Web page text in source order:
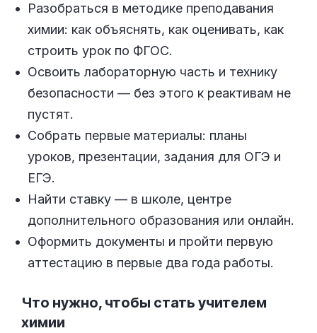
Разобраться в методике преподавания
химии: как объяснять, как оценивать, как
строить урок по ФГОС.
Освоить лабораторную часть и технику
безопасности — без этого к реактивам не
пустят.
Собрать первые материалы: планы
уроков, презентации, задания для ОГЭ и
ЕГЭ.
Найти ставку — в школе, центре
дополнительного образования или онлайн.
Оформить документы и пройти первую
аттестацию в первые два года работы.
Что нужно, чтобы стать учителем
химии